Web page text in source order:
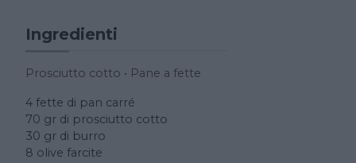
Ingredienti
Prosciutto cotto • Pane a fette
4 fette di pan carré
70 gr di prosciutto cotto
30 gr di burro
8 olive farcite